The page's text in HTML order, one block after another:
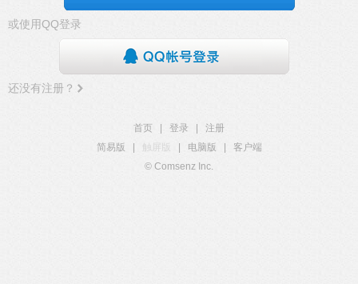
或使用QQ登录
还没有注册？
首页 登录
注册
简易版
触屏版 电脑版
客户端
© Comsenz Inc.